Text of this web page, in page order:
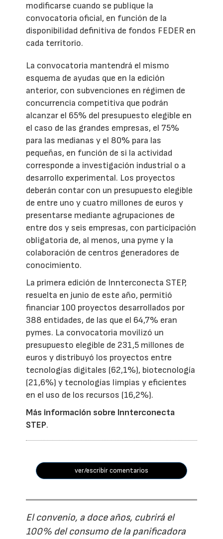
modificarse cuando se publique la
convocatoria oficial, en función de la
disponibilidad definitiva de fondos FEDER en
cada territorio.
La convocatoria mantendrá el mismo
esquema de ayudas que en la edición
anterior, con subvenciones en régimen de
concurrencia competitiva que podrán
alcanzar el 65% del presupuesto elegible en
el caso de las grandes empresas, el 75%
para las medianas y el 80% para las
pequeñas, en función de si la actividad
corresponde a investigación industrial o a
desarrollo experimental. Los proyectos
deberán contar con un presupuesto elegible
de entre uno y cuatro millones de euros y
presentarse mediante agrupaciones de
entre dos y seis empresas, con participación
obligatoria de, al menos, una pyme y la
colaboración de centros generadores de
conocimiento.
La primera edición de Innterconecta STEP,
resuelta en junio de este año, permitió
financiar 100 proyectos desarrollados por
388 entidades, de las que el 64,7% eran
pymes. La convocatoria movilizó un
presupuesto elegible de 231,5 millones de
euros y distribuyó los proyectos entre
tecnologías digitales (62,1%), biotecnología
(21,6%) y tecnologías limpias y eficientes
en el uso de los recursos (16,2%).
Más información sobre Innterconecta
STEP.
ver/escribir comentarios
El convenio, a doce años, cubrirá el
100% del consumo de la panificadora